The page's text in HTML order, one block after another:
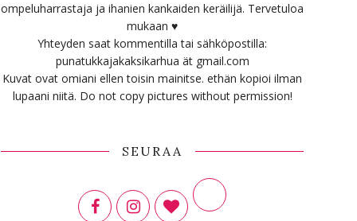
ompeluharrastaja ja ihanien kankaiden keräilijä. Tervetuloa
mukaan ♥
Yhteyden saat kommentilla tai sähköpostilla:
punatukkajakaksikarhua ät gmail.com
Kuvat ovat omiani ellen toisin mainitse. ethän kopioi ilman
lupaani niitä. Do not copy pictures without permission!
SEURAA